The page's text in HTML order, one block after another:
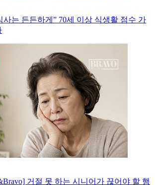
사는 든든하게” 70세 이상 식생활 점수 가
거절 못 하는 시니어가 끊어야 할 행